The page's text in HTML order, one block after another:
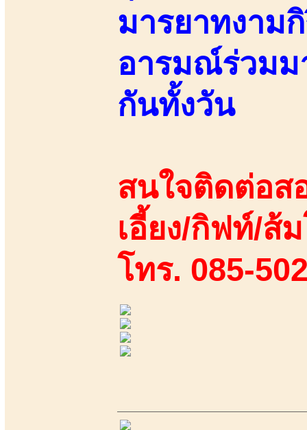
มารยาทงาม
อารมณ์ร่วมม
กันทั้งวัน
สนใจติดต่อส
เอี้ยง/กิฟท์/ส้
โทร. 085-